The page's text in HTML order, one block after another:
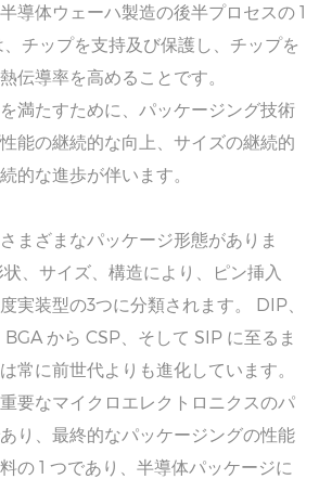
導体ウェーハ製造の後半プロセスの 1
チップを支持及び保護し、チップを
伝導率を高めることです。
満たすために、パッケージング技術
能の継続的な向上、サイズの継続的
的な進歩が伴います。
まざまなパッケージ形態がありま
、サイズ、構造により、ピン挿入
実装型の3つに分類されます。 DIP、
から CSP、そして SIP に至るま
常に前世代よりも進化しています。
要なマイクロエレクトロニクスのパ
り、最終的なパッケージングの性能
の 1 つであり、半導体パッケージに